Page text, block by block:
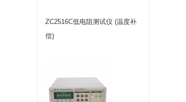
ZC2516C低电阻测试仪 (温度补
偿)